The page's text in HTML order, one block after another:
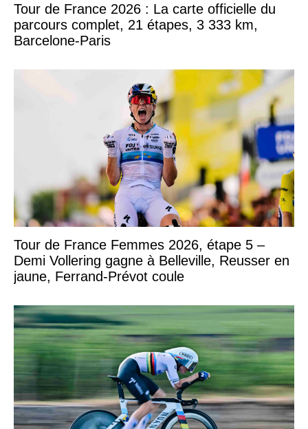
Tour de France 2026 : La carte officielle du
parcours complet, 21 étapes, 3 333 km,
Barcelone-Paris
Tour de France Femmes 2026, étape 5 –
Demi Vollering gagne à Belleville, Reusser en
jaune, Ferrand-Prévot coule